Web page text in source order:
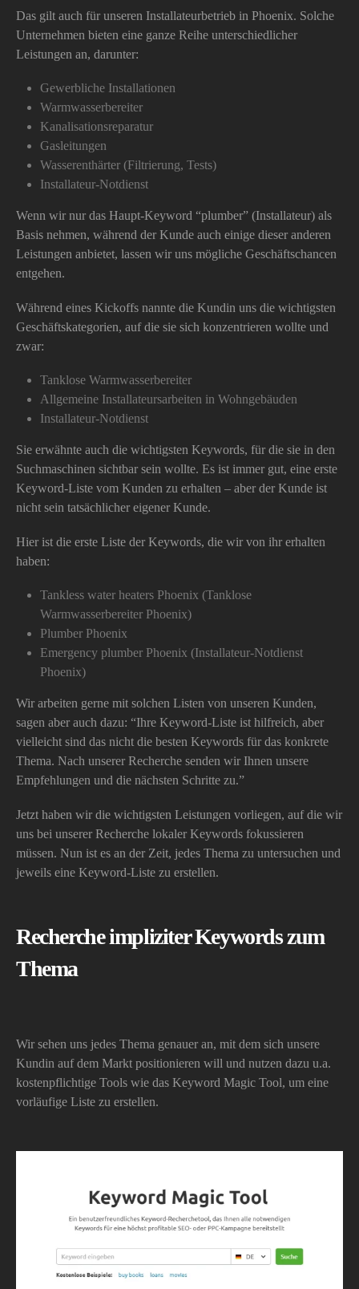
Das gilt auch für unseren Installateurbetrieb in Phoenix. Solche
Unternehmen bieten eine ganze Reihe unterschiedlicher
Leistungen an, darunter:
Gewerbliche Installationen
Warmwasserbereiter
Kanalisationsreparatur
Gasleitungen
Wasserenthärter (Filtrierung, Tests)
Installateur-Notdienst
Wenn wir nur das Haupt-Keyword “plumber” (Installateur) als
Basis nehmen, während der Kunde auch einige dieser anderen
Leistungen anbietet, lassen wir uns mögliche Geschäftschancen
entgehen.
Während eines Kickoffs nannte die Kundin uns die wichtigsten
Geschäftskategorien, auf die sie sich konzentrieren wollte und
zwar:
Tanklose Warmwasserbereiter
Allgemeine Installateursarbeiten in Wohngebäuden
Installateur-Notdienst
Sie erwähnte auch die wichtigsten Keywords, für die sie in den
Suchmaschinen sichtbar sein wollte. Es ist immer gut, eine erste
Keyword-Liste vom Kunden zu erhalten – aber der Kunde ist
nicht sein tatsächlicher eigener Kunde.
Hier ist die erste Liste der Keywords, die wir von ihr erhalten
haben:
Tankless water heaters Phoenix (Tanklose
Warmwasserbereiter Phoenix)
Plumber Phoenix
Emergency plumber Phoenix (Installateur-Notdienst
Phoenix)
Wir arbeiten gerne mit solchen Listen von unseren Kunden,
sagen aber auch dazu: “Ihre Keyword-Liste ist hilfreich, aber
vielleicht sind das nicht die besten Keywords für das konkrete
Thema. Nach unserer Recherche senden wir Ihnen unsere
Empfehlungen und die nächsten Schritte zu.”
Jetzt haben wir die wichtigsten Leistungen vorliegen, auf die wir
uns bei unserer Recherche lokaler Keywords fokussieren
müssen. Nun ist es an der Zeit, jedes Thema zu untersuchen und
jeweils eine Keyword-Liste zu erstellen.
Recherche impliziter Keywords zum
Thema
Wir sehen uns jedes Thema genauer an, mit dem sich unsere
Kundin auf dem Markt positionieren will und nutzen dazu u.a.
kostenpflichtige Tools wie das Keyword Magic Tool, um eine
vorläufige Liste zu erstellen.